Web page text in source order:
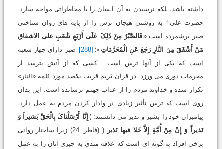
داشته باشد، بلکه نرسیدن به آن انسان را با مخاطراتی مواجه سازد.
حضرت علی† به روشنی هیجان ترس را از پایه های روان شناختی
صبر برشمرده است:«فَالصَّبْرُ مِنْ ذَلِکَ عَلَی أَرْبَعِ شُعَبٍ علی الاشفاق
مَنْ أَشْفَقَ مِنَ النَّارِ رَجَعَ عَنِ الْمُحَرَّمَاتِ»؛ [288]
صبر دارای چهار شعبه
است که یکی از آنها ترس است... کسی که از آتش بترسد از
محرمات دوری می ورزد. در قرآن کریم قریب یکصد مورد کلمه «النار»
تکرار شده و خداوند مردم را از عذاب جهنم ترسانده است. این بدان
روی است که ترس تأثیر زیادی در وادار کردن مردم به عمل دارد.
پیامبران خود را بشیر و نذیر می دانستند: ) إِنَّا أَرْسَلْناکَ بِالْحَقِّ بَشیراً وَ
نَذیراً وَ إِنْ مِنْ أُمَّةٍ إِلاَّ خَلا فیها نَذیر
.( (فاطر: 24) زیرا ساختار روانی
برخی افراد به گونه ای است که علاقه مندی به چیزی آنان را به عمل